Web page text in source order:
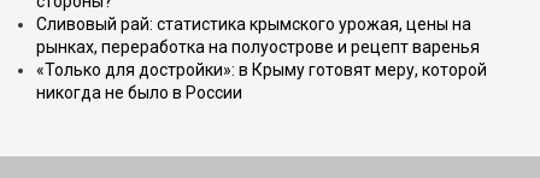
Сливовый рай: статистика крымского урожая, цены на
рынках, переработка на полуострове и рецепт варенья
«Только для достройки»: в Крыму готовят меру, которой
никогда не было в России